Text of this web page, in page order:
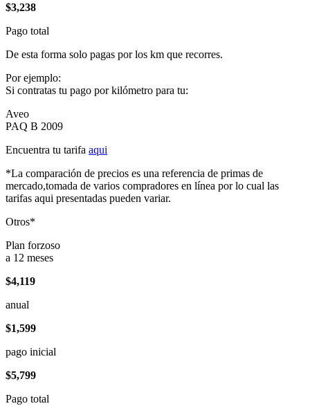
$3,238
Pago total
De esta forma solo pagas por los km que recorres.
Por ejemplo:
Si contratas tu pago por kilómetro para tu:
Aveo
PAQ B 2009
Encuentra tu tarifa aqui
*La comparación de precios es una referencia de primas de
mercado,tomada de varios compradores en línea por lo cual las
tarifas aqui presentadas pueden variar.
Otros*
Plan forzoso
a 12 meses
$4,119
anual
$1,599
pago inicial
$5,799
Pago total